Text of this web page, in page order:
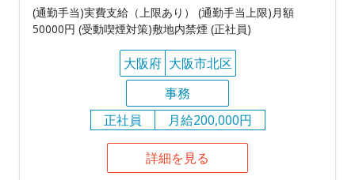
(通勤手当)実費支給（上限あり） (通勤手当上限)月額
50000円 (受動喫煙対策)敷地内禁煙 (正社員)
大阪府 大阪市北区
事務
正社員
月給200,000円
詳細を見る